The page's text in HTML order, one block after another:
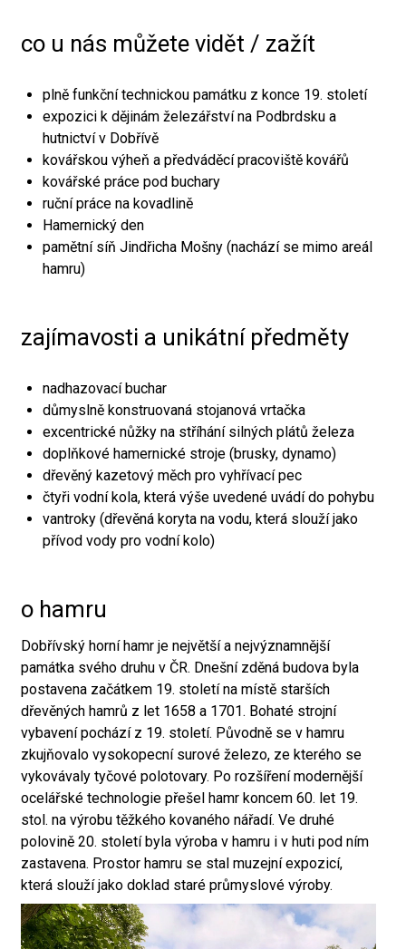
co u nás můžete vidět / zažít
plně funkční technickou památku z konce 19. století
expozici k dějinám železářství na Podbrdsku a
hutnictví v Dobřívě
kovářskou výheň a předváděcí pracoviště kovářů
kovářské práce pod buchary
ruční práce na kovadlině
Hamernický den
pamětní síň Jindřicha Mošny (nachází se mimo areál
hamru)
zajímavosti a unikátní předměty
nadhazovací buchar
důmyslně konstruovaná stojanová vrtačka
excentrické nůžky na stříhání silných plátů železa
doplňkové hamernické stroje (brusky, dynamo)
dřevěný kazetový měch pro vyhřívací pec
čtyři vodní kola, která výše uvedené uvádí do pohybu
vantroky (dřevěná koryta na vodu, která slouží jako
přívod vody pro vodní kolo)
o hamru
Dobřívský horní hamr je největší a nejvýznamnější
památka svého druhu v ČR. Dnešní zděná budova byla
postavena začátkem 19. století na místě starších
dřevěných hamrů z let 1658 a 1701. Bohaté strojní
vybavení pochází z 19. století. Původně se v hamru
zkujňovalo vysokopecní surové železo, ze kterého se
vykovávaly tyčové polotovary. Po rozšíření modernější
ocelářské technologie přešel hamr koncem 60. let 19.
stol. na výrobu těžkého kovaného nářadí. Ve druhé
polovině 20. století byla výroba v hamru i v huti pod ním
zastavena. Prostor hamru se stal muzejní expozicí,
která slouží jako doklad staré průmyslové výroby.